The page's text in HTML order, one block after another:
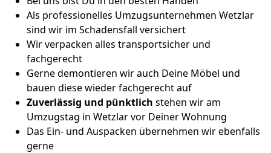
Als professionelles Umzugsunternehmen Wetzlar
sind wir im Schadensfall versichert
Wir verpacken alles transportsicher und
fachgerecht
Gerne demontieren wir auch Deine Möbel und
bauen diese wieder fachgerecht auf
Zuverlässig und pünktlich stehen wir am
Umzugstag in Wetzlar vor Deiner Wohnung
Das Ein- und Auspacken übernehmen wir ebenfalls
gerne